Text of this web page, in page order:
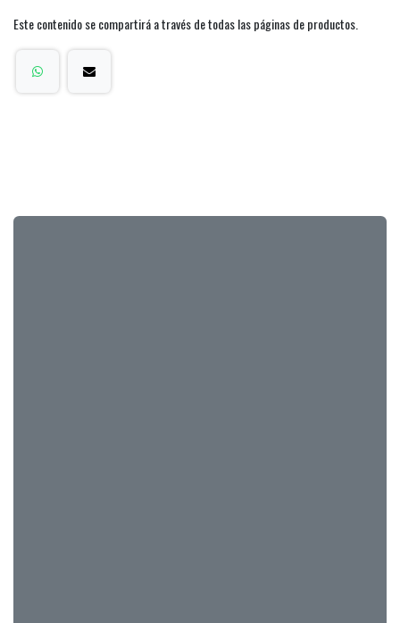
Este contenido se compartirá a través de todas las páginas de productos.